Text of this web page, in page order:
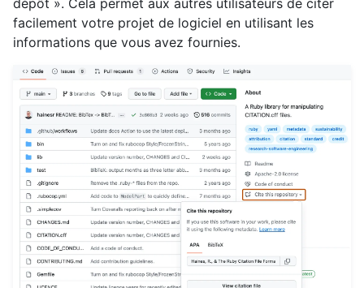
dépôt ». Cela permet aux autres utilisateurs de citer
facilement votre projet de logiciel en utilisant les
informations que vous avez fournies.